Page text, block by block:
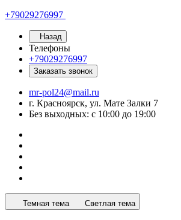
+79029276997
Назад
Телефоны
+79029276997
Заказать звонок
mr-pol24@mail.ru
г. Красноярск, ул. Мате Залки 7
Без выходных: с 10:00 до 19:00
Темная тема Светлая тема